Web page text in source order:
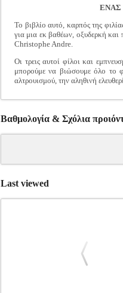
ΕΝΑΣ
Το βιβλίο αυτό, καρπός της
για μια εκ βαθέων, οξυδερκή
Christophe Andre.
Οι τρεις αυτοί φίλοι και
μπορούμε να βιώσουμε όλο το
αλτρουισμού, την αληθινή
Βαθμολογία & Σχόλια
Last viewed